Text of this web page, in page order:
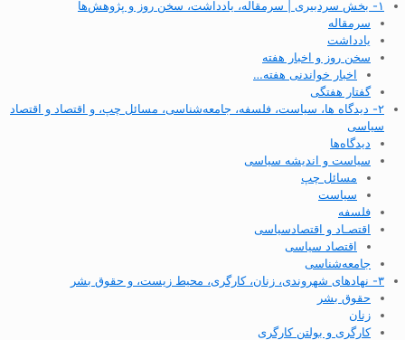
۱- بخش سردبیری | سرمقاله، یادداشت، سخن روز و پژوهش‌ها
سرمقاله
یادداشت
سخن روز و اخبار هفته
اخبار خواندنی هفته…
گفتار هفتگی
۲- دیدگاه ها، سیاست، فلسفه، جامعه‌شناسی، مسائل چپ، و اقتصاد و اقتصاد
سیاسی
دیدگاه‌ها
سیاست و اندیشه سیاسی
مسائل چپ
سیاست
فلسفه
اقتصـاد و اقتصاد‌سیاسی
اقتصاد سیاسی
جامعه‌شناسی
۳- نهادهای شهروندی، زنان، کارگری، محیط زیست، و حقوق بشر
حقوق بشر
زنان
کارگری و بولتن کارگری